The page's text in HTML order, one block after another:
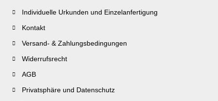
Individuelle Urkunden und Einzelanfertigung
Kontakt
Versand- & Zahlungsbedingungen
Widerrufsrecht
AGB
Privatsphäre und Datenschutz